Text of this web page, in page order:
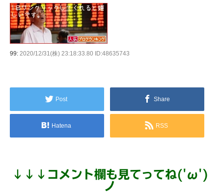
99: 2020/12/31(株) 23:18:33.80 ID:48635743
Post Share
Hatena RSS
↓ ↓ ↓ コメント欄も見てってね('ω')
ノ